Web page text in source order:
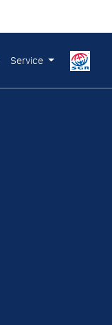
Service